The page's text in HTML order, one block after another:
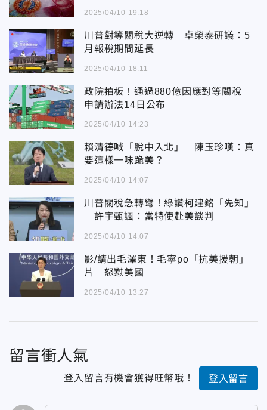
2025/04/10 19:18
川普對等關稅大逆轉 卓榮泰研議：5
月報稅期間延長
2025/04/10 18:11
政院拍板！通過880億因應對等關稅
申請辦法14日公布
2025/04/10 14:23
賴清德喊「脫中入北」 陳玉珍嘆：真
要這樣一味跪美？
2025/04/10 14:07
川普關稅急轉彎！綠讚柯建銘「先知」
許宇甄諷：當特使赴美談判
2025/04/10 14:07
影/請出毛澤東！毛寧po「抗美援朝」
片 怒懟美國
2025/04/10 13:27
留言衝人氣
登入留言有機會獲得旺幣哦！ 登入留言